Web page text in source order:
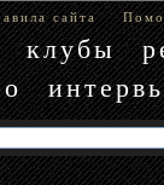
сайта
клубы